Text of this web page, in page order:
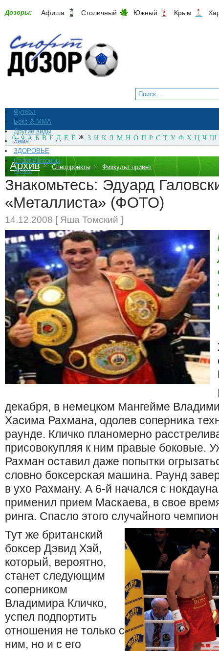
Дозоры: Афиша Столичный Южный Крым
Футбол
Бокс & ММА
Другие виды
Зима
ЗДОРОВЬЕ
СпортМагазины
Архив
0 - 9 А Б В Г Д Е Ё Ж З И К Л М Н О П Р С Т У Ф Х Ц Ч Ш
Архив Спецпроекты Физкульт привет
Знакомьтесь: Эдуард
«Металлиста» (ФОТО)
14.12.2008 [ Яша Томский ]
декабря, в немецком Мангейме
Хасима Рахмана, одолев соперника
раунде. Кличко планомерно
присовокупляя к ним правые боковые.
Рахман оставил даже попытки
словно боксерская машина. Раунд
в ухо Рахману. А 6-й начался с
применил прием Маскаева, в свое
ринга. Спасло этого случайного
Тут же британский
боксер Дэвид Хэй,
который, вероятно,
станет следующим
соперником
Владимира Кличко,
успел подпортить
отношения не только с
ним, но и с его